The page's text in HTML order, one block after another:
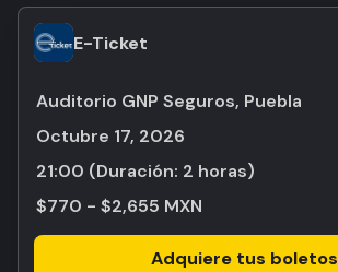
E-Ticket
Auditorio GNP Seguros, Puebla
octubre 17, 2026
21:00 (Duración: 2 horas)
$770 - $2,655 MXN
Adquiere tus boletos